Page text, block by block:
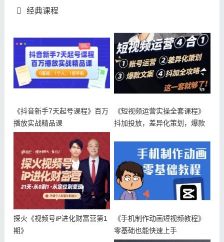
经典课程
《抖音新手7天起号课程》百万
播放实战精品课
《短视频运营实操全套课程》
抖加投放，差异化策划，爆款
探火《视频号iP进化财富营第1
期》
《手机制作动画短视频教程》
零基础也能快速上手